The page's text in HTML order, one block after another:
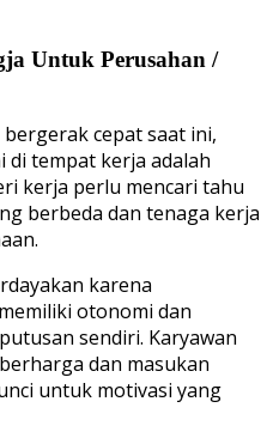
Untuk Perusahan /
cepat saat ini,
di tempat kerja adalah
kerja perlu mencari tahu
berbeda dan tenaga kerja
karena
otonomi dan
sendiri. Karyawan
dan masukan
untuk motivasi yang